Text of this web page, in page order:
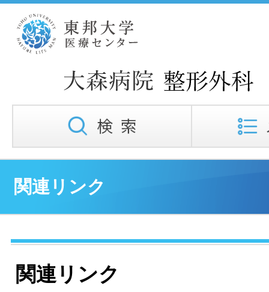
関連リンク
関連リンク